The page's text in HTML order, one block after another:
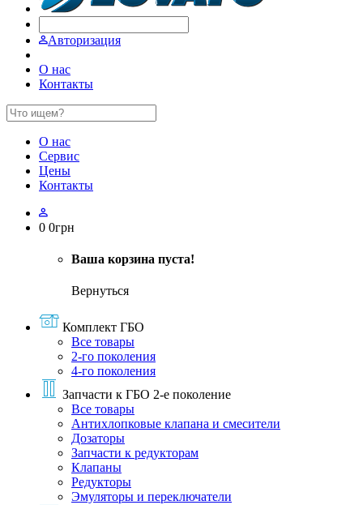
Авторизация
О нас
Контакты
О нас
Сервис
Цены
Контакты
0 0грн
Ваша корзина пуста!
Вернуться
Комплект ГБО
Все товары
2-го поколения
4-го поколения
Запчасти к ГБО 2-е поколение
Все товары
Антихлопковые клапана и смесители
Дозаторы
Запчасти к редукторам
Клапаны
Редукторы
Эмуляторы и переключатели